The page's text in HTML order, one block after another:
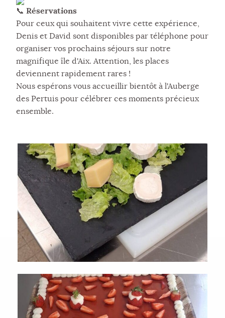
Réservations
Pour ceux qui souhaitent vivre cette expérience,
Denis et David sont disponibles par téléphone pour
organiser vos prochains séjours sur notre
magnifique île d'Aix. Attention, les places
deviennent rapidement rares !
Nous espérons vous accueillir bientôt à l'Auberge
des Pertuis pour célébrer ces moments précieux
ensemble.